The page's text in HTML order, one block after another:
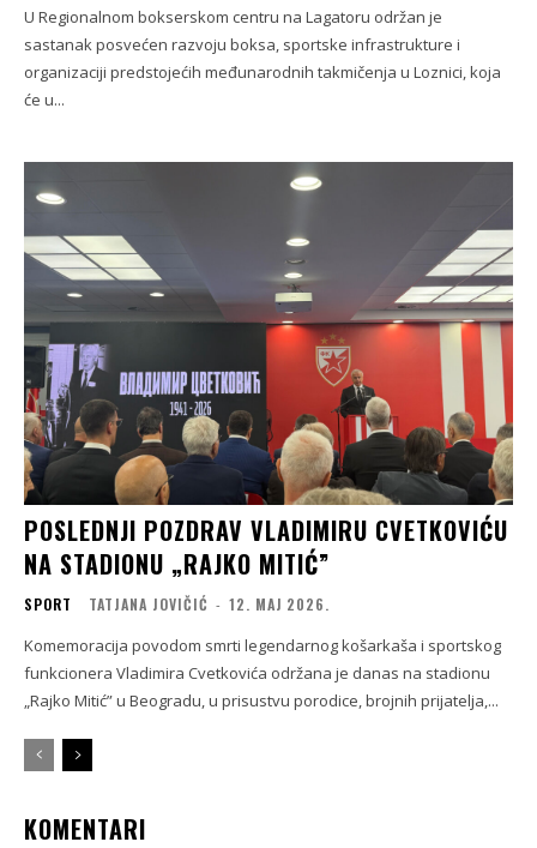
U Regionalnom bokserskom centru na Lagatoru održan je
sastanak posvećen razvoju boksa, sportske infrastrukture i
organizaciji predstojećih međunarodnih takmičenja u Loznici, koja
će u...
POSLEDNJI POZDRAV VLADIMIRU CVETKOVIĆU
NA STADIONU „RAJKO MITIĆ”
SPORT TATJANA JOVIČIĆ - 12. МАЈ 2026.
Komemoracija povodom smrti legendarnog košarkaša i sportskog
funkcionera Vladimira Cvetkovića održana je danas na stadionu
„Rajko Mitić” u Beogradu, u prisustvu porodice, brojnih prijatelja,...
KOMENTARI